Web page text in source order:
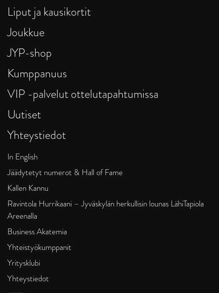
Liput ja kausikortit
Joukkue
JYP-shop
Kumppanuus
VIP -palvelut ottelutapahtumissa
Uutiset
Yhteystiedot
In English
Jäädytetyt numerot & Hall of Fame
Kallen Kannu
Ravintola Hurrikaani – Jyväskylän herkullisin lounas LähiTapiola
Areenalla
Business Akatemia
Yhteistyökumppanit
Yritysklubi
Yhteystiedot